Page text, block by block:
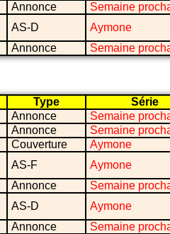
Annonce
Semaine
AS-D
Aymone
Annonce Semaine
Type
Série
Annonce
Semaine
Annonce
Semaine
Couverture
Aymone
AS-F
Aymone
Annonce
Semaine
AS-D
Aymone
Annonce
Semaine